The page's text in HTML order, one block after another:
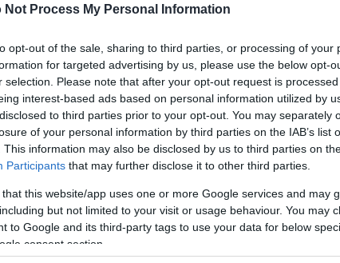
Not Process My Personal Information
opt-out of the sale, sharing to third parties, or processing of your
for targeted advertising by us, please use the below opt-
selection. Please note that after your opt-out request is
interest-based ads based on personal information utilized by
to third parties prior to your opt-out. You may separately
of your personal information by third parties on the IAB’s list
This information may also be disclosed by us to third parties on
Participants that may further disclose it to other third parties.
that this website/app uses one or more Google services and may
but not limited to your visit or usage behaviour. You may
to Google and its third-party tags to use your data for below
consent section.